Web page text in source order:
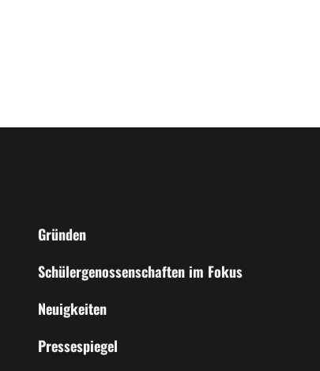
Gründen
Schülergenossenschaften im Fokus
Neuigkeiten
Pressespiegel